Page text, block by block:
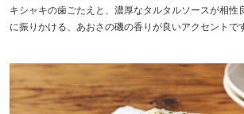
キシャキの歯ごたえと、濃厚なタルタルソースが相性
に振りかける、あおさの磯の香りが良いアクセントで